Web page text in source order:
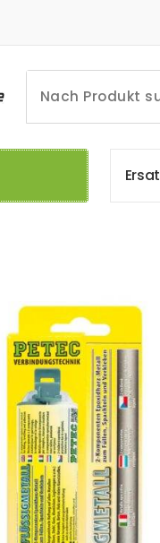
Ersat